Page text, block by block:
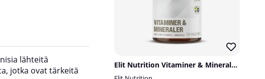
Elit Nutrition Vitaminer & Mineraler, 90 tabs
lähteitä
jotka ovat tärkeitä